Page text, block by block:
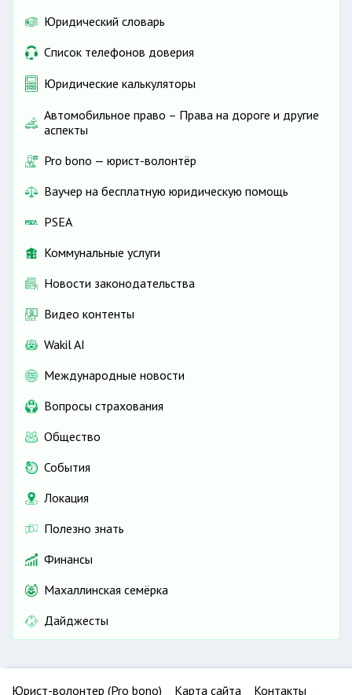
Юридический словарь
Список телефонов доверия
Юридические калькуляторы
Автомобильное право – Права на дороге и другие
аспекты
Pro bono — юрист-волонтёр
Ваучер на бесплатную юридическую помощь
PSEA
Коммунальные услуги
Новости законодательства
Видео контенты
Wakil AI
Международные новости
Вопросы страхования
Общество
События
Локация
Полезно знать
Финансы
Махаллинская семёрка
Дайджесты
Юрист-волонтер (Pro bono) Карта сайта Контакты